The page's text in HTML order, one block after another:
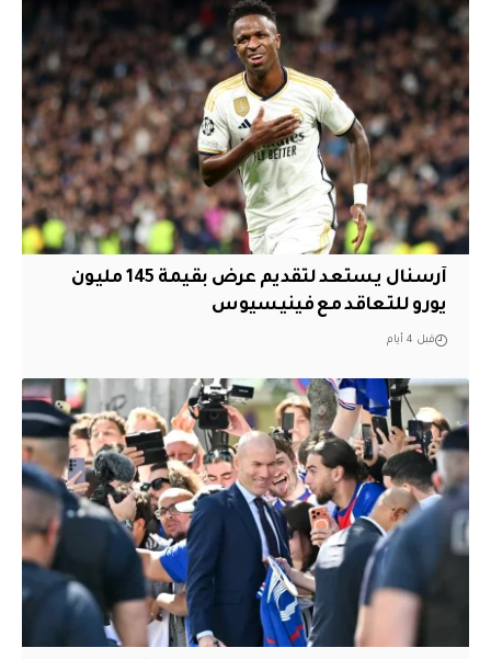
آرسنال يستعد لتقديم عرض بقيمة 145 مليون
يورو للتعاقد مع فينيسيوس
قبل 4 أيام